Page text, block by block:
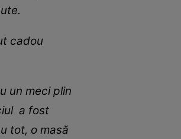
cadou
un meci plin
a fost
tot, o masă